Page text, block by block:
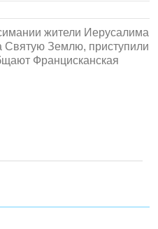
жители Иерусалима
Землю, приступили
Францисканская